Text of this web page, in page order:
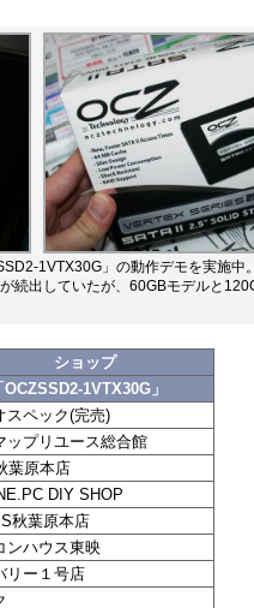
1VTX30G」の動作デモを実施中
続出していたが、60GBモデルと
ショップ
1VTX30G」
スペック(完売)
ップリユース総合館
葉原本店
DIY SHOP
秋葉原本店
ンハウス東映
リー１号店